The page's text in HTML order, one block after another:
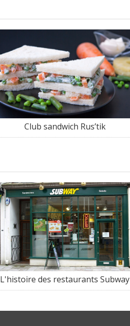
Club sandwich Rus’tik
L'histoire des restaurants Subway